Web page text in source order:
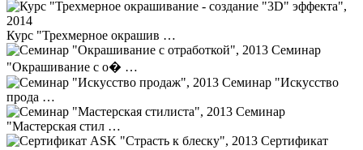
Курс "Трехмерное окрашив …
Семинар
"Окрашивание с о� …
Семинар "Искусство
прода …
Семинар
"Мастерская стил …
Сертификат